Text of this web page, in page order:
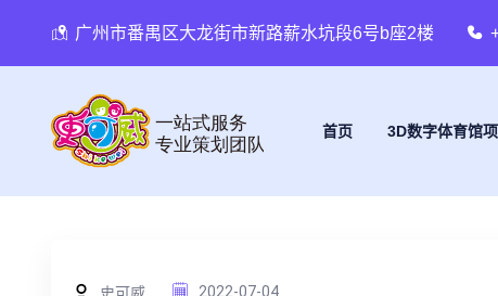
广州市番禺区大龙街市新路薪水坑段6号b座2楼
首页 3D数字体育馆项
史可威 2022-07-04